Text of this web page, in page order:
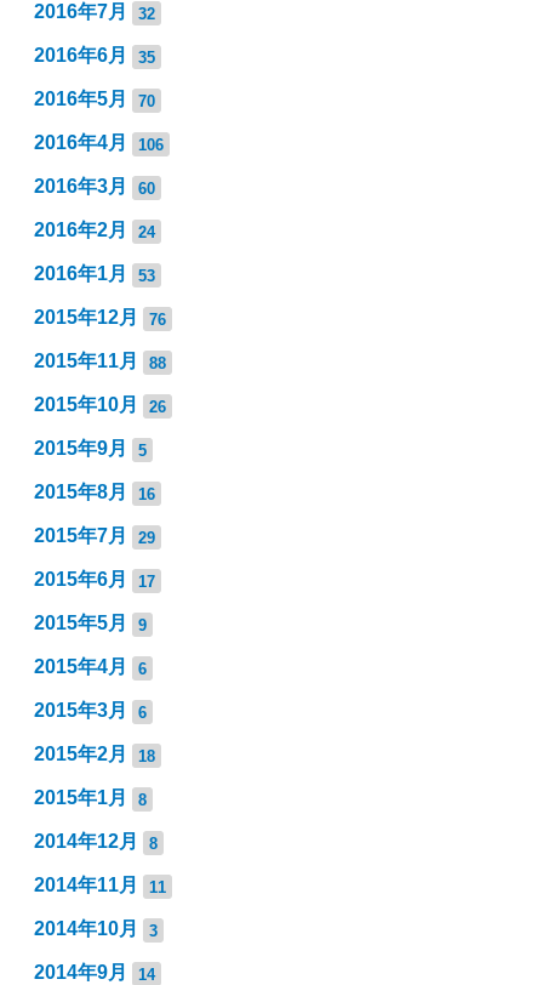
2016年7月 32
2016年6月 35
2016年5月 70
2016年4月 106
2016年3月 60
2016年2月 24
2016年1月 53
2015年12月 76
2015年11月 88
2015年10月 26
2015年9月 5
2015年8月 16
2015年7月 29
2015年6月 17
2015年5月 9
2015年4月 6
2015年3月 6
2015年2月 18
2015年1月 8
2014年12月 8
2014年11月 11
2014年10月 3
2014年9月 14